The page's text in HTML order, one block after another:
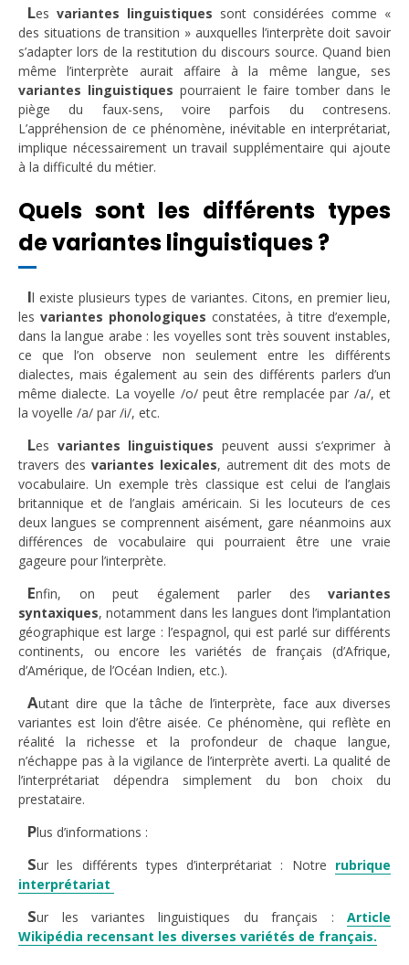
Les variantes linguistiques sont considérées comme «
des situations de transition » auxquelles l’interprète doit savoir
s’adapter lors de la restitution du discours source. Quand bien
même l’interprète aurait affaire à la même langue, ses
variantes linguistiques pourraient le faire tomber dans le
piège du faux-sens, voire parfois du contresens.
L’appréhension de ce phénomène, inévitable en interprétariat,
implique nécessairement un travail supplémentaire qui ajoute
à la difficulté du métier.
Quels sont les différents types
de variantes linguistiques ?
Il existe plusieurs types de variantes. Citons, en premier lieu,
les variantes phonologiques constatées, à titre d’exemple,
dans la langue arabe : les voyelles sont très souvent instables,
ce que l’on observe non seulement entre les différents
dialectes, mais également au sein des différents parlers d’un
même dialecte. La voyelle /o/ peut être remplacée par /a/, et
la voyelle /a/ par /i/, etc.
Les variantes linguistiques peuvent aussi s’exprimer à
travers des variantes lexicales, autrement dit des mots de
vocabulaire. Un exemple très classique est celui de l’anglais
britannique et de l’anglais américain. Si les locuteurs de ces
deux langues se comprennent aisément, gare néanmoins aux
différences de vocabulaire qui pourraient être une vraie
gageure pour l’interprète.
Enfin, on peut également parler des variantes
syntaxiques, notamment dans les langues dont l’implantation
géographique est large : l’espagnol, qui est parlé sur différents
continents, ou encore les variétés de français (d’Afrique,
d’Amérique, de l’Océan Indien, etc.).
Autant dire que la tâche de l’interprète, face aux diverses
variantes est loin d’être aisée. Ce phénomène, qui reflète en
réalité la richesse et la profondeur de chaque langue,
n’échappe pas à la vigilance de l’interprète averti. La qualité de
l’interprétariat dépendra simplement du bon choix du
prestataire.
Plus d’informations :
Sur les différents types d’interprétariat : Notre rubrique
interprétariat
Sur les variantes linguistiques du français : Article
Wikipédia recensant les diverses variétés de français.